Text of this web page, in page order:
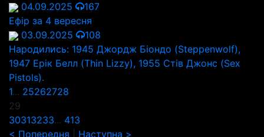
04.09.2025
167
Ефір за 4 вересня
03.09.2025
108
Народились: 1945 Джордж Біондо (Steppenwolf),
1947 Ерік Белл (Thin Lizzy), 1955 Стів Джонс (Sex
Pistols).
1... 25262728
29
30313233... 413
< Попередня
Наступна >